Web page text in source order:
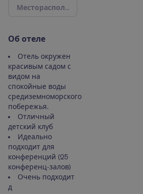
Месторасполож
Об отеле
Отель окружен
красивым садом с
видом на
спокойные воды
средиземноморского
побережья.
Отличный
детский клуб
Идеально
подходит для
конференций (25
конференц-залов)
Очень подходит
д